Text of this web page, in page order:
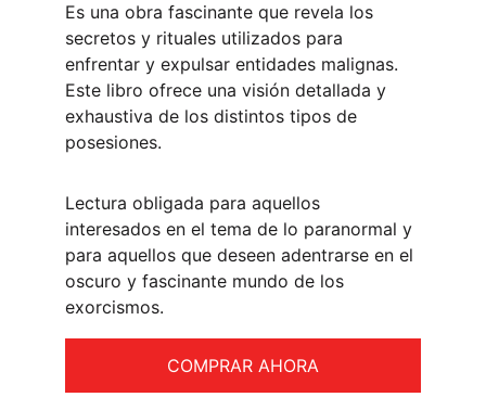
Es una obra fascinante que revela los
secretos y rituales utilizados para
enfrentar y expulsar entidades malignas.
Este libro ofrece una visión detallada y
exhaustiva de los distintos tipos de
posesiones.
Lectura obligada para aquellos
interesados en el tema de lo paranormal y
para aquellos que deseen adentrarse en el
oscuro y fascinante mundo de los
exorcismos.
COMPRAR AHORA